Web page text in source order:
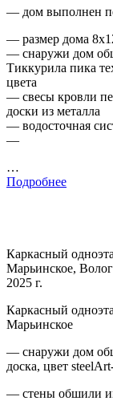
— дом выполнен
— размер дома
— снаружи дом
Тиккурила пика
цвета
— свесы кровли
доски из металла
— водосточная
—
…
Подробнее
Каркасный
Марьинское,
2025 г.
Каркасный
Марьинское
— снаружи дом
доска, цвет
— стены обшили